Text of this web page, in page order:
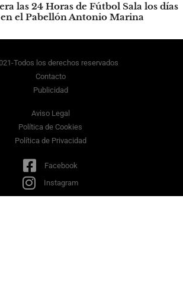
las 24 Horas de Fútbol Sala los días
en el Pabellón Antonio Marina
Todos los derechos reservados
Contacto
Publicidad
Aviso Legal
Política de Cookies
Política de Privacidad
Facebook
Instagram